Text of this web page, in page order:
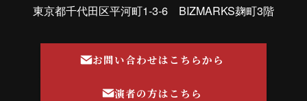
東京都千代田区平河町1-3-6 BIZMARKS麹町3階
お問い合わせはこちらから
演者の方はこちら